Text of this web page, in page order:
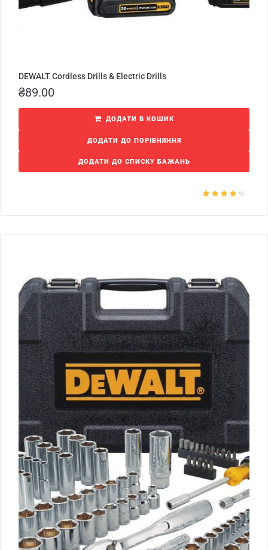
DEWALT Cordless Drills & Electric Drills
₴89.00
ДОДАТИ В КОШИК
ДОДАТИ ДО ПОРІВНЯННЯ
ДОДАТИ ДО СПИСКУ БАЖАНЬ